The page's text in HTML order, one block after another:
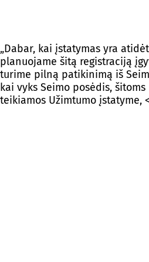
„Dabar, kai įstatymas yra
planuojame šitą registraciją
turime pilną patikinimą iš
kai vyks Seimo posėdis,
teikiamos Užimtumo įstatyme,